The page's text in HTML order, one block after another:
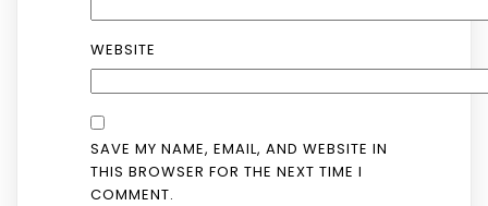
WEBSITE
SAVE MY NAME, EMAIL, AND WEBSITE IN
THIS BROWSER FOR THE NEXT TIME I
COMMENT.